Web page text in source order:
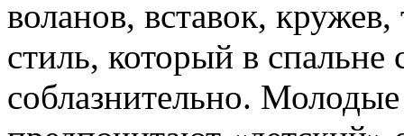
воланов, вставок,
стиль, который в
соблазнительно.